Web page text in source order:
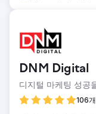
DNM Digital
디지털 마케팅 성공
106